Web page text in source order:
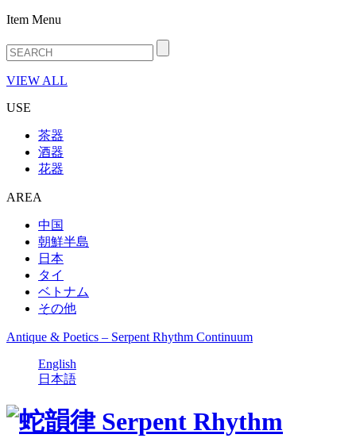
Item Menu
VIEW ALL
USE
茶器
酒器
花器
AREA
中国
朝鮮半島
日本
タイ
ベトナム
その他
Antique & Poetics – Serpent Rhythm Continuum
English
日本語